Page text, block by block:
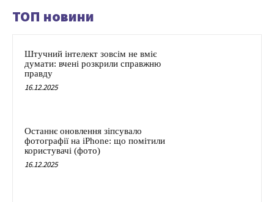
ТОП новини
Штучний інтелект зовсім не вміє
думати: вчені розкрили справжню
правду
16.12.2025
Останнє оновлення зіпсувало
фотографії на iPhone: що помітили
користувачі (фото)
16.12.2025